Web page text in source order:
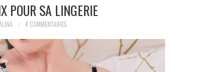
POUR SA LINGERIE
4 COMMENTAIRES